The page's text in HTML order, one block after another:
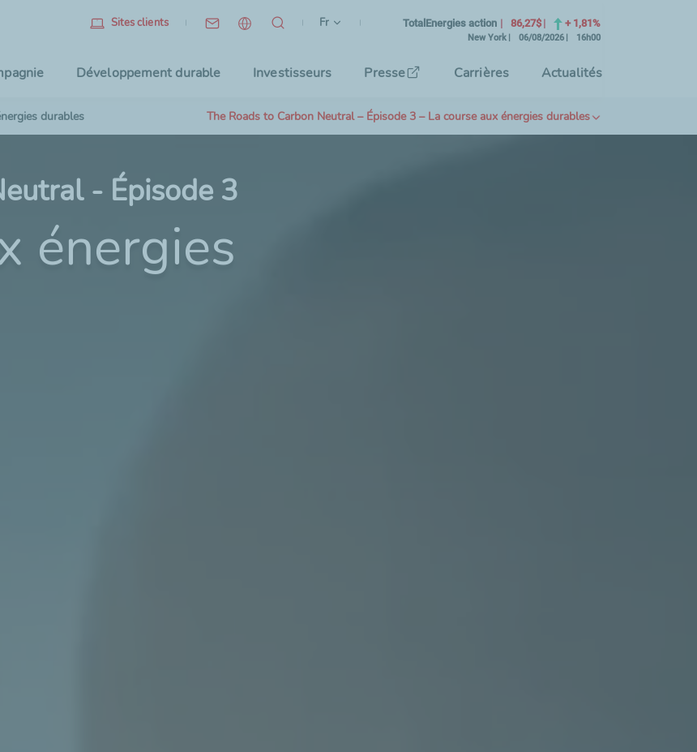
Sites clients Français
(langue Courante)
Fr
Sélectionnez la langue de l'interface
TotalEnergies action 86,27$ + 1,81%
New York 06/08/2026 16h00
Développement durable Investisseurs Presse Carrières Actualités
durables The Roads to Carbon Neutral – Épisode 3 – La course aux énergies durables
- Épisode 3
énergies